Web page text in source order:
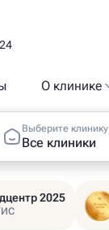
О клинике
Выберите клинику
Все клиники
2025